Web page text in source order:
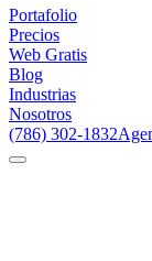
Portafolio
Precios
Web Gratis
Blog
Industrias
Nosotros
(786) 302-1832